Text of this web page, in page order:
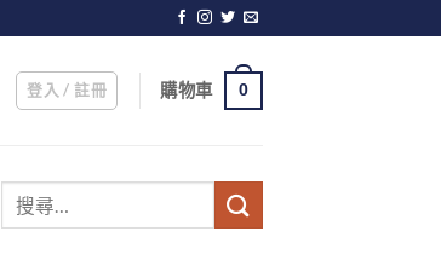
登入 / 註冊 購物車 0